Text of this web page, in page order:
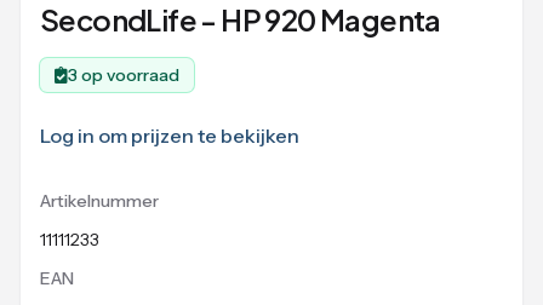
SecondLife - HP 920 Magenta
3 op voorraad
Log in om prijzen te bekijken
Artikelnummer
11111233
EAN